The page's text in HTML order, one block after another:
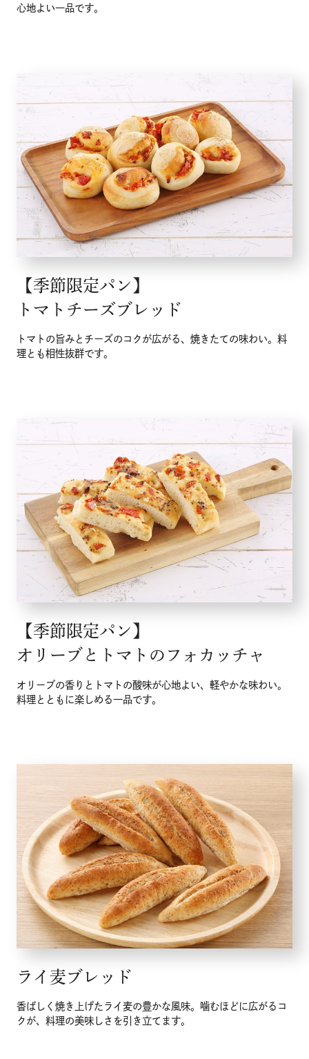
心地よい一品です。
【季節限定パン】
トマトチーズブレッド
トマトの旨みとチーズのコクが広がる、焼きたての味わい。料
理とも相性抜群です。
【季節限定パン】
オリーブとトマトのフォカッチャ
オリーブの香りとトマトの酸味が心地よい、軽やかな味わい。
料理とともに楽しめる一品です。
ライ麦ブレッド
香ばしく焼き上げたライ麦の豊かな風味。噛むほどに広がるコ
クが、料理の美味しさを引き立てます。